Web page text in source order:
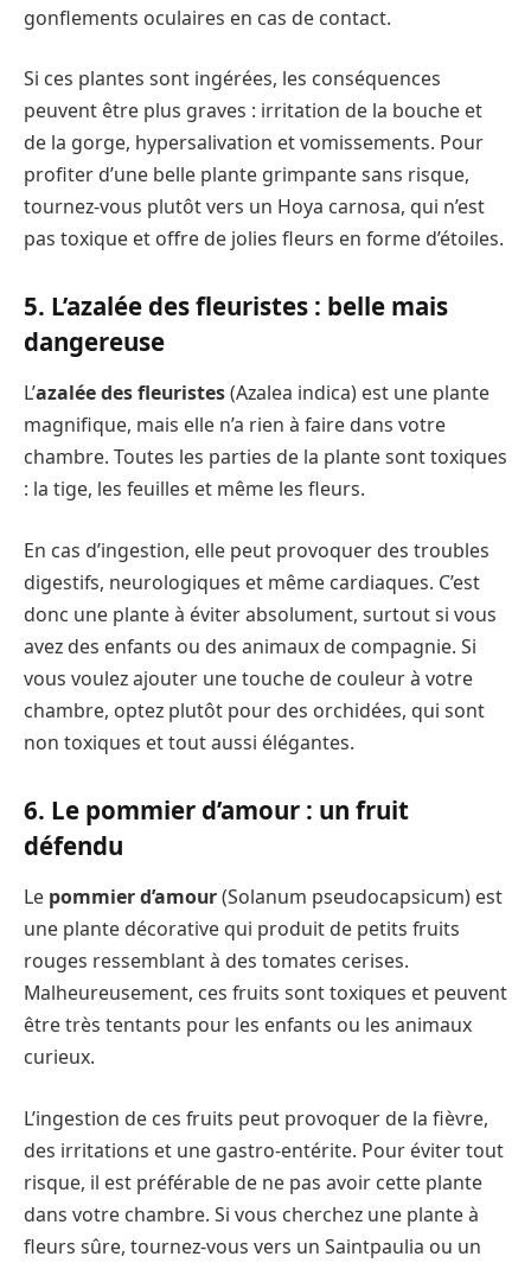
gonflements oculaires en cas de contact.
Si ces plantes sont ingérées, les conséquences
peuvent être plus graves : irritation de la bouche et
de la gorge, hypersalivation et vomissements. Pour
profiter d’une belle plante grimpante sans risque,
tournez-vous plutôt vers un Hoya carnosa, qui n’est
pas toxique et offre de jolies fleurs en forme d’étoiles.
5. L’azalée des fleuristes : belle mais
dangereuse
L’azalée des fleuristes(Azalea indica) est une plante
magnifique, mais elle n’a rien à faire dans votre
chambre. Toutes les parties de la plante sont toxiques
: la tige, les feuilles et même les fleurs.
En cas d’ingestion, elle peut provoquer des troubles
digestifs, neurologiques et même cardiaques. C’est
donc une plante à éviter absolument, surtout si vous
avez des enfants ou des animaux de compagnie. Si
vous voulez ajouter une touche de couleur à votre
chambre, optez plutôt pour des orchidées, qui sont
non toxiques et tout aussi élégantes.
6. Le pommier d’amour : un fruit
défendu
Le pommier d’amour(Solanum pseudocapsicum) est
une plante décorative qui produit de petits fruits
rouges ressemblant à des tomates cerises.
Malheureusement, ces fruits sont toxiques et peuvent
être très tentants pour les enfants ou les animaux
curieux.
L’ingestion de ces fruits peut provoquer de la fièvre,
des irritations et une gastro-entérite. Pour éviter tout
risque, il est préférable de ne pas avoir cette plante
dans votre chambre. Si vous cherchez une plante à
fleurs sûre, tournez-vous vers un Saintpaulia ou un